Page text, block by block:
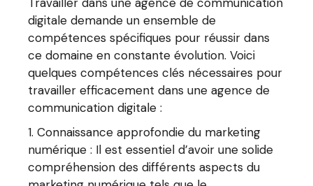
digitale demande un ensemble de
compétences spécifiques pour réussir dans
ce domaine en constante évolution. Voici
quelques compétences clés nécessaires pour
travailler efficacement dans une agence de
communication digitale :
Connaissance approfondie du marketing
numérique : Il est essentiel d’avoir une solide
compréhension des différents aspects du